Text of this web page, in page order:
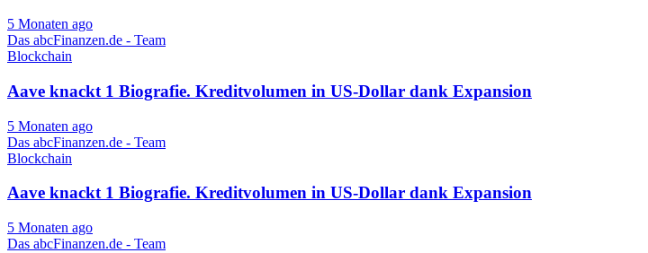
5 Monaten ago
Das abcFinanzen.de - Team
Blockchain
Aave knackt 1 Biografie. Kreditvolumen in US-Dollar dank Expansion
5 Monaten ago
Das abcFinanzen.de - Team
Blockchain
Aave knackt 1 Biografie. Kreditvolumen in US-Dollar dank Expansion
5 Monaten ago
Das abcFinanzen.de - Team